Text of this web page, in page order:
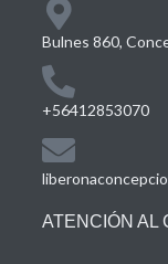
Bulnes 860,
+56412853070
ATENCIÓN AL